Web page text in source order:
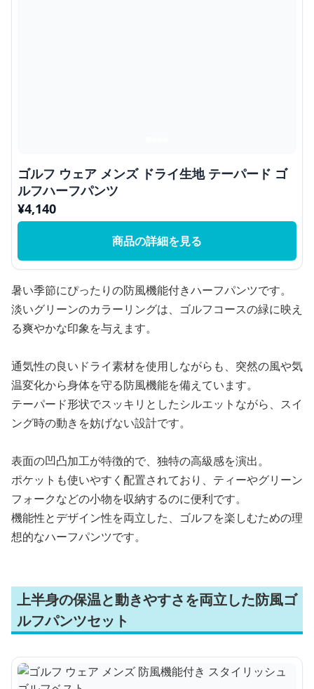
ゴルフ ウェア メンズ ドライ生地 テーパード ゴ
ルフハーフパンツ
¥4,140
商品の詳細を見る
暑い季節にぴったりの防風機能付きハーフパンツです。
淡いグリーンのカラーリングは、ゴルフコースの緑に映え
る爽やかな印象を与えます。
通気性の良いドライ素材を使用しながらも、突然の風や気
温変化から身体を守る防風機能を備えています。
テーパード形状でスッキリとしたシルエットながら、スイ
ング時の動きを妨げない設計です。
表面の凹凸加工が特徴的で、独特の高級感を演出。
ポケットも使いやすく配置されており、ティーやグリーン
フォークなどの小物を収納するのに便利です。
機能性とデザイン性を両立した、ゴルフを楽しむための理
想的なハーフパンツです。
上半身の保温と動きやすさを両立した防風ゴ
ルフパンツセット